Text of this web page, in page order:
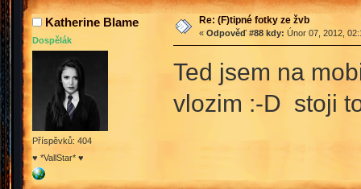
Katherine Blame
Dospělák
Příspěvků: 404
♥ *VallStar* ♥
Re: (F)tipné fotky ze žvb
« Odpověď #88 kdy: Únor 07, 2012,
Ted jsem na
vlozim :-D stoji